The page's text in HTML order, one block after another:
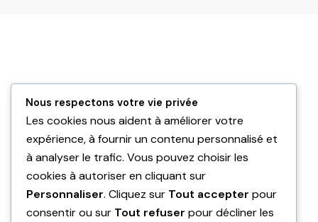
Expertises
Rénovation énergétique
Réalisations
Nous respectons votre vie privée
Les cookies nous aident à améliorer votre
expérience, à fournir un contenu personnalisé et
à analyser le trafic. Vous pouvez choisir les
cookies à autoriser en cliquant sur
Personnaliser. Cliquez sur Tout accepter pour
consentir ou sur Tout refuser pour décliner les